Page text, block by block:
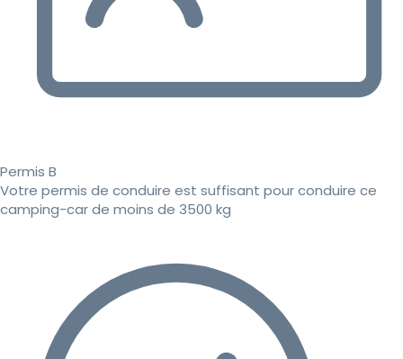
Permis B
Votre permis de conduire est suffisant pour conduire ce
camping-car de moins de 3500 kg